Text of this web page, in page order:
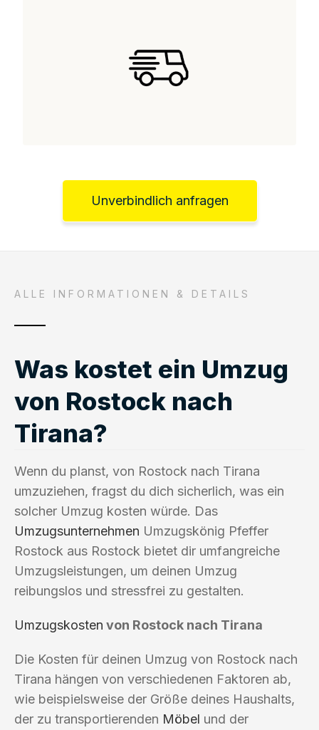
Unverbindlich anfragen
ALLE INFORMATIONEN & DETAILS
Was kostet ein Umzug
von Rostock nach
Tirana?
Wenn du planst, von Rostock nach Tirana
umzuziehen, fragst du dich sicherlich, was ein
solcher Umzug kosten würde. Das
Umzugsunternehmen Umzugskönig Pfeffer
Rostock aus Rostock bietet dir umfangreiche
Umzugsleistungen, um deinen Umzug
reibungslos und stressfrei zu gestalten.
Umzugskosten von Rostock nach Tirana
Die Kosten für deinen Umzug von Rostock nach
Tirana hängen von verschiedenen Faktoren ab,
wie beispielsweise der Größe deines Haushalts,
der zu transportierenden Möbel und der